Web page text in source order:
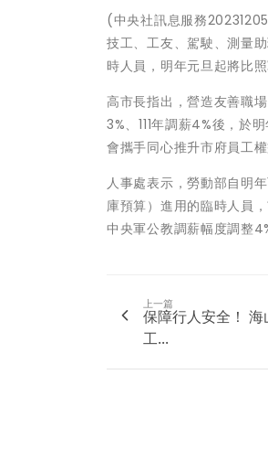
(中央社訊息服務
技工、工友、駕駛、測量
時人員，明年元旦起將比
高市長指出，營造友善職
3%、111年調薪4%後，於
會攜手同心推升市府員工權
人事處表示，勞動部自明
庫預算）進用的臨時人員
中央軍公教調薪幅度調整
上一篇
保障行人安全！
工...